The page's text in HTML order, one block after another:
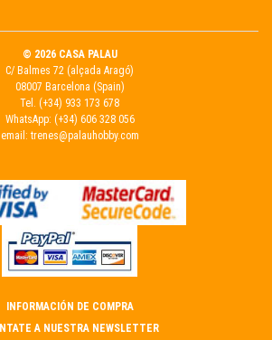
© 2026 CASA PALAU
C/ Balmes 72 (alçada Aragó)
08007 Barcelona (Spain)
Tel. (+34) 933 173 678
WhatsApp: (+34) 606 328 056
email: trenes@palauhobby.com
INFORMACIÓN DE COMPRA
A NUESTRA NEWSLETTER